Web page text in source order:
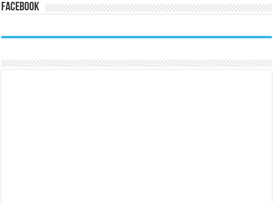
Facebook